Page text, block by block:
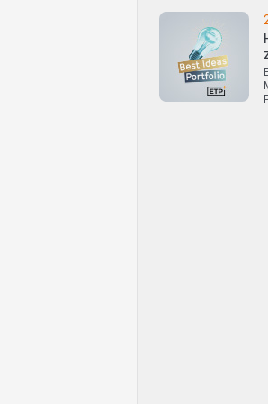
die Anleger
Es wurde/wird
Produkte nur in
Vorschriften
bleiben -
Die Produkte
zugunsten von
Detaillierte
entnehmen,